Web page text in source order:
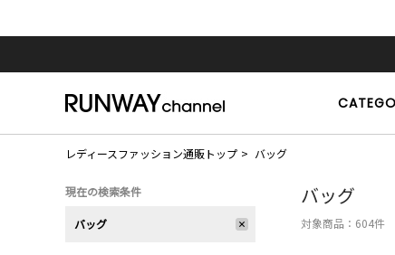
レディースファッション通販トップ バッグ
バッグ
対象商品： 604件
現在の検索条件
バッグ